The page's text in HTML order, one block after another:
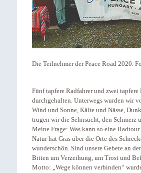
Die Teilnehmer der Peace Road 2020.
Fünf tapfere Radfahrer und zwei
durchgehalten. Unterwegs wurden wir
Wind und Sonne, Kälte und Nässe,
trugen wir die Sehnsucht, den Schmerz
Meine Frage: Was kann so eine
Natur hat Gras über die Orte des
wunderschön. Sind unsere Gebete an
Bitten um Verzeihung, um Trost und
Motto: „Wege können verbinden“